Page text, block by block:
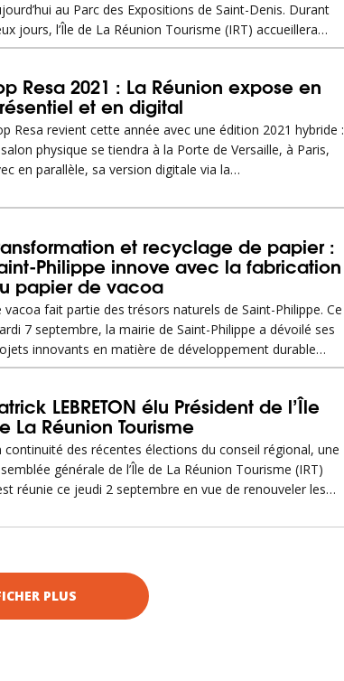
au Parc des Expositions de Saint-Denis. Durant
jours, l’Île de La Réunion Tourisme (IRT) accueillera…
Resa 2021 : La Réunion expose en
et en digital
Resa revient cette année avec une édition 2021 hybride :
physique se tiendra à la Porte de Versaille, à Paris,
en parallèle, sa version digitale via la…
et recyclage de papier :
Philippe innove avec la fabrication
papier de vacoa
vacoa fait partie des trésors naturels de Saint-Philippe. Ce
7 septembre, la mairie de Saint-Philippe a dévoilé ses
innovants en matière de développement durable…
LEBRETON élu Président de l’Île
La Réunion Tourisme
continuité des récentes élections du conseil régional, une
générale de l’Île de La Réunion Tourisme (IRT)
réunie ce jeudi 2 septembre en vue de renouveler les…
PLUS